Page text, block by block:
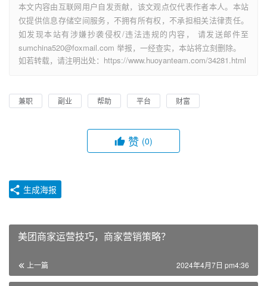
本文内容由互联网用户自发贡献，该文观点仅代表作者本人。本站
仅提供信息存储空间服务，不拥有所有权，不承担相关法律责任。
如发现本站有涉嫌抄袭侵权/违法违规的内容， 请发送邮件至
sumchina520@foxmail.com 举报，一经查实，本站将立刻删除。
如若转载，请注明出处：https://www.huoyanteam.com/34281.html
兼职 副业 帮助 平台 财富
赞 (0)
生成海报
美团商家运营技巧，商家营销策略？
上一篇 2024年4月7日 pm4:36